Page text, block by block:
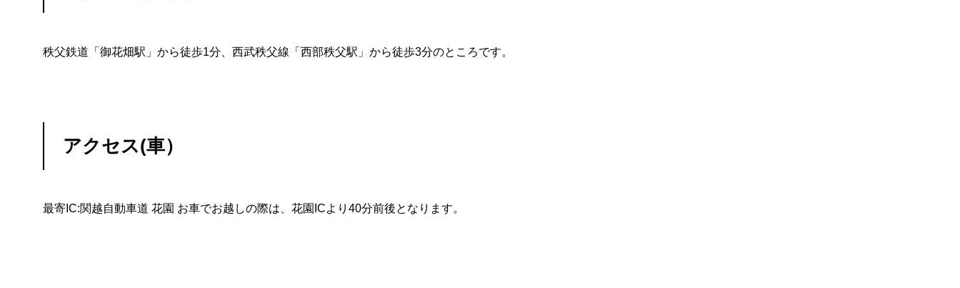
秩父鉄道「御花畑駅」から徒歩1分、西武秩父線「西部秩父駅」から徒歩3分のところです。
アクセス(車）
最寄IC:関越自動車道 花園 お車でお越しの際は、花園ICより40分前後となります。